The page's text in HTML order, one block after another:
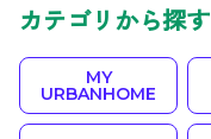
カテゴリから探す
MY
URBANHOME